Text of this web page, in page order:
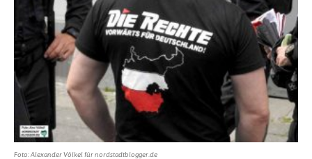
Foto: Alexander Völkel für nordstadtblogger.de